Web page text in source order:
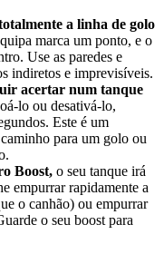
a linha de golo
marca um ponto, e o
Use as paredes e
indiretos e imprevisíveis.
acertar num tanque
lo ou desativá-lo,
Este é um
para um golo ou
Boost, o seu tanque irá
empurrar rapidamente a
o canhão) ou empurrar
o seu boost para